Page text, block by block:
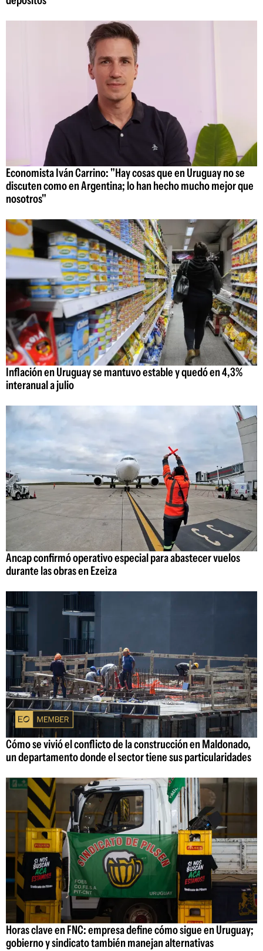
Economista Iván Carrino: "Hay cosas que en Uruguay no se
discuten como en Argentina; lo han hecho mucho mejor que
nosotros"
Inflación en Uruguay se mantuvo estable y quedó en 4,3%
interanual a julio
Ancap confirmó operativo especial para abastecer vuelos
durante las obras en Ezeiza
Cómo se vivió el conflicto de la construcción en Maldonado,
un departamento donde el sector tiene sus particularidades
Horas clave en FNC: empresa define cómo sigue en Uruguay;
gobierno y sindicato también manejan alternativas